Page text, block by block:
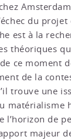
du projet
est à la
théoriques
ce moment
de la
trouve une
matérialisme
l’horizon de
majeur